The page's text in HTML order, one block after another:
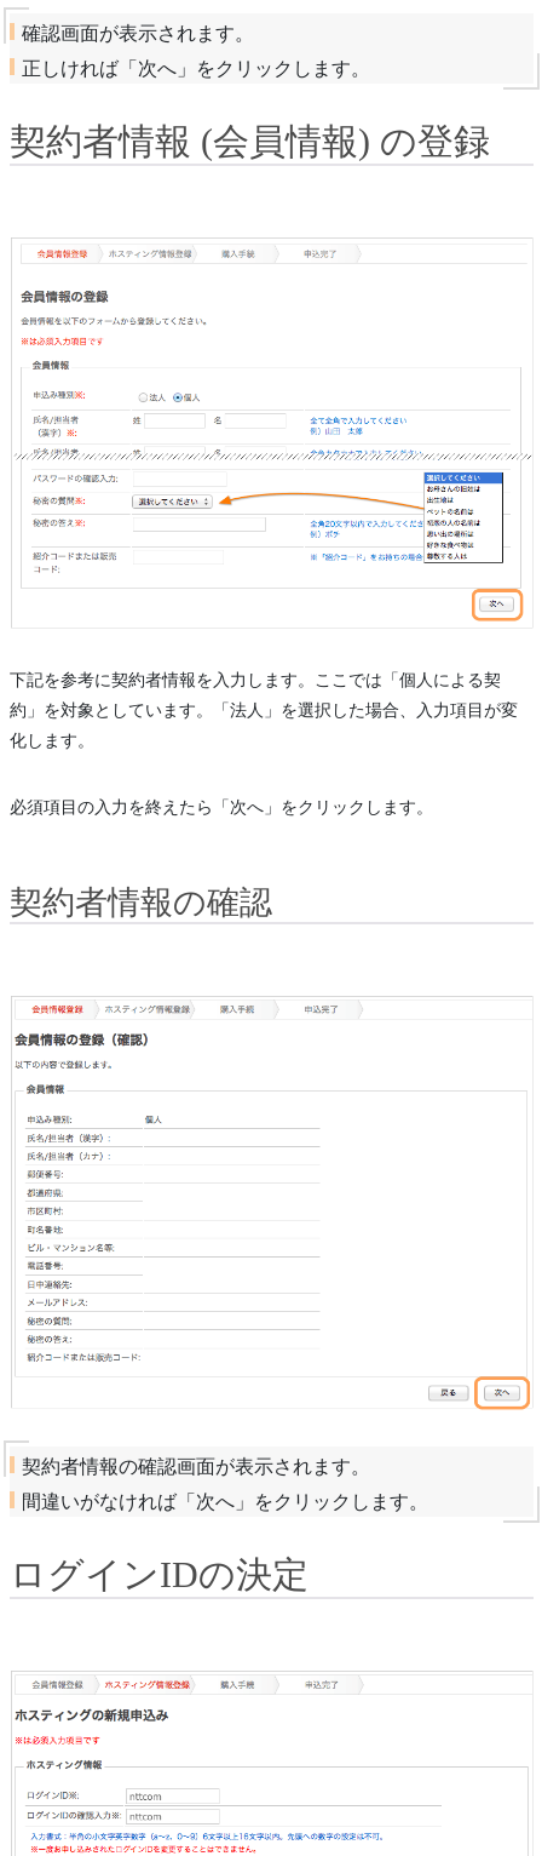
確認画面が表示されます。
正しければ「次へ」をクリックします。
契約者情報 (会員情報) の登録
下記を参考に契約者情報を入力します。ここでは「個人による契
約」を対象としています。「法人」を選択した場合、入力項目が変
化します。
必須項目の入力を終えたら「次へ」をクリックします。
契約者情報の確認
契約者情報の確認画面が表示されます。
間違いがなければ「次へ」をクリックします。
ログインIDの決定